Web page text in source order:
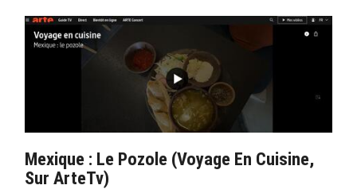
Mexique : Le Pozole (Voyage En Cuisine,
Sur ArteTv)